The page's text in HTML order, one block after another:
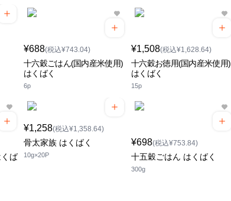
¥688(税込¥743.04)
十六穀ごはん(国内産米使用)
はくばく
6p
¥1,508(税込¥1,628.64)
十六穀お徳用(国内産米使用)
はくばく
15p
ば
¥1,258(税込¥1,358.64)
骨太家族 はくばく
10g×20P
¥698(税込¥753.84)
十五穀ごはん はくばく
300g